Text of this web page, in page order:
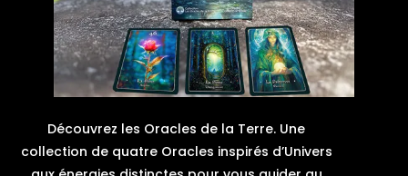
Découvrez les Oracles de la Terre. Une
collection de quatre Oracles inspirés d’Univers